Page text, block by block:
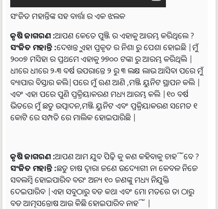
ସଂଜିତ ମହାନ୍ତିଙ୍କ ସହ ବାର୍ତ୍ତା ର ଏକ ଝଲକ
କୃଷି ଜାଗରଣ :ଆପଣ କେତେ ପୁଞ୍ଜି ର ଏହାକୁ ଆରମ୍ଭ କରିଥିଲେ ?
ସଂଜିତ ମହାନ୍ତି :ଦେଖନ୍ତୁ ଏହା ପ୍ରକୃତ ର ନିଶା ରୁ ପେଶା ହୋଇଛି |ମୁଁ
୨୦୦୭ ମସିହା ର ପ୍ରଥମେ ଏହାକୁ ୨୭୦୦ ଟଙ୍କା ରୁ ଆରମ୍ଭ କରିଥିଲି |
ଧୀରେ ଧୀରେ ୨-୩ ବର୍ଷ ଉପରାନ୍ତେ ୨ ରୁ ୩ ଲକ୍ଷ ଲାଭ ଆସିବା ପରେ ମୁଁ
ବ୍ୟାପାର ବିସ୍ତାର କଲି|ପରେ ମୁଁ ଋଣ ଆଣି ,ମଞ୍ଜି ୟୁନିଟ ସ୍ଥାପନ କଲି |
ଏବଂ ଏହା ପରେ ପୁଣି ପ୍ରକ୍ରିୟାକରଣ ମଧ୍ୟ ଆରମ୍ଭ କଲି |୧୦ ବର୍ଷ
ଭିତରେ ମୁଁ ଛତୁ ଉତ୍ପାଦନ,ମଞ୍ଜି ୟୁନିଟ ଏବଂ ପ୍ରକ୍ରିୟାକରଣ ସମେତ ୧
କୋଟି ରେ ସମ୍ପତି ରେ ମାଲିକ ହୋଇପାରିଛି |
କୃଷି ଜାଗରଣ :ଆପଣ ଆମ ଯୁବ ପିଢ଼ି କୁ କଣ କହିବାକୁ ଚାହିଁବେ ?
ସଂଜିତ ମହାନ୍ତି :ଛତୁ ଚାଷ ଦ୍ୱାରା ଜଣେ ଉଦ୍ୟୋଗୀ ନା କେବଳ ନିଜେ
ସବଲମ୍ବି ହୋଇପାରିବ ବରଂ ଅନ୍ୟ ୧୦ ଜଣଙ୍କୁ ମଧ୍ୟ ନିଯୁକ୍ତି
ଦେଇପାରିବ |ଏହା ସବୁଠାରୁ ବଡ କଥା ଏବଂ ମୋ ମତରେ ତା ଠାରୁ
ବଡ ଆତ୍ମସନ୍ତୋଷ ଆଉ କିଛି ହୋଇପାରିବ ନାହିଁ |